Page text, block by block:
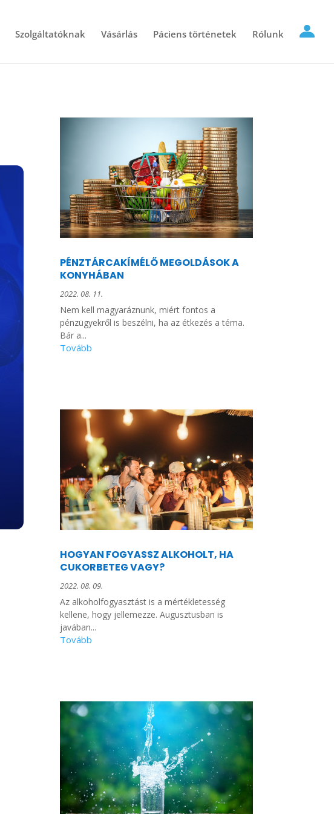
Szolgáltatóknak Vásárlás Páciens történetek Rólunk
PÉNZTÁRCAKÍMÉLŐ MEGOLDÁSOK A
KONYHÁBAN
2022. 08. 11.
Nem kell magyaráznunk, miért fontos a
pénzügyekről is beszélni, ha az étkezés a téma.
Bár a...
HOGYAN FOGYASSZ ALKOHOLT, HA
CUKORBETEG VAGY?
2022. 08. 09.
Az alkoholfogyasztást is a mértékletesség
kellene, hogy jellemezze. Augusztusban is
javában...